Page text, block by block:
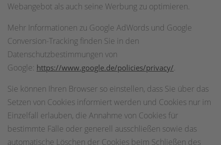
Webangebot als auch seine Werbung zu optimieren.
Mehr Informationen zu Google AdWords und Google
Conversion-Tracking finden Sie in den
Datenschutzbestimmungen von
Google: https://www.google.de/policies/privacy/.
Sie können Ihren Browser so einstellen, dass Sie über das
Setzen von Cookies informiert werden und Cookies nur im
Einzelfall erlauben, die Annahme von Cookies für
bestimmte Fälle oder generell ausschließen sowie das
automatische Löschen der Cookies beim Schließen des